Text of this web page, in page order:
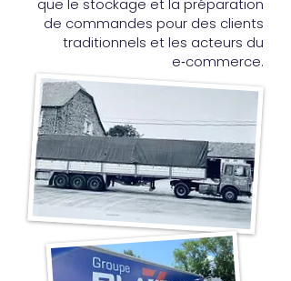
que le stockage et la préparation
de commandes pour des clients
traditionnels et les acteurs du
e‑commerce.